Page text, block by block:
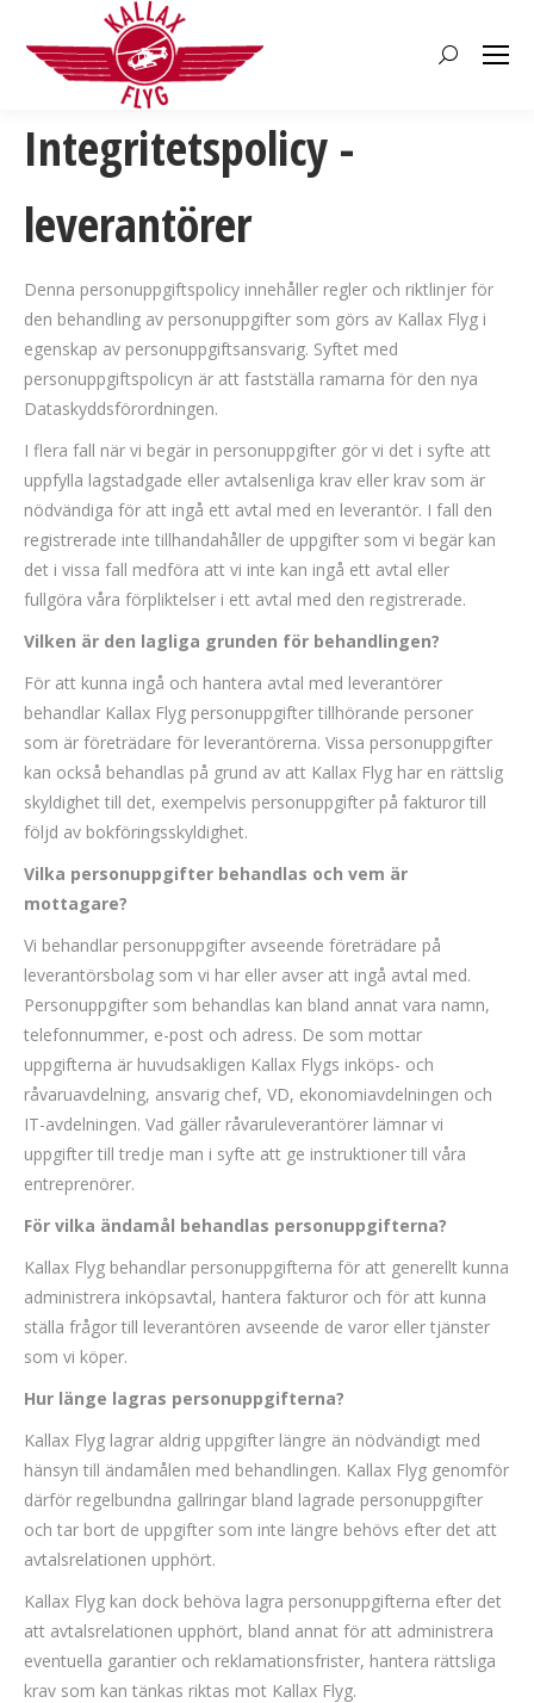
Search:
Integritetspolicy -
leverantörer
Denna personuppgiftspolicy innehåller regler och riktlinjer för
den behandling av personuppgifter som görs av Kallax Flyg i
egenskap av personuppgiftsansvarig. Syftet med
personuppgiftspolicyn är att fastställa ramarna för den nya
Dataskyddsförordningen.
I flera fall när vi begär in personuppgifter gör vi det i syfte att
uppfylla lagstadgade eller avtalsenliga krav eller krav som är
nödvändiga för att ingå ett avtal med en leverantör. I fall den
registrerade inte tillhandahåller de uppgifter som vi begär kan
det i vissa fall medföra att vi inte kan ingå ett avtal eller
fullgöra våra förpliktelser i ett avtal med den registrerade.
Vilken är den lagliga grunden för behandlingen?
För att kunna ingå och hantera avtal med leverantörer
behandlar Kallax Flyg personuppgifter tillhörande personer
som är företrädare för leverantörerna. Vissa personuppgifter
kan också behandlas på grund av att Kallax Flyg har en rättslig
skyldighet till det, exempelvis personuppgifter på fakturor till
följd av bokföringsskyldighet.
Vilka personuppgifter behandlas och vem är
mottagare?
Vi behandlar personuppgifter avseende företrädare på
leverantörsbolag som vi har eller avser att ingå avtal med.
Personuppgifter som behandlas kan bland annat vara namn,
telefonnummer, e-post och adress. De som mottar
uppgifterna är huvudsakligen Kallax Flygs inköps- och
råvaruavdelning, ansvarig chef, VD, ekonomiavdelningen och
IT-avdelningen. Vad gäller råvaruleverantörer lämnar vi
uppgifter till tredje man i syfte att ge instruktioner till våra
entreprenörer.
För vilka ändamål behandlas personuppgifterna?
Kallax Flyg behandlar personuppgifterna för att generellt kunna
administrera inköpsavtal, hantera fakturor och för att kunna
ställa frågor till leverantören avseende de varor eller tjänster
som vi köper.
Hur länge lagras personuppgifterna?
Kallax Flyg lagrar aldrig uppgifter längre än nödvändigt med
hänsyn till ändamålen med behandlingen. Kallax Flyg genomför
därför regelbundna gallringar bland lagrade personuppgifter
och tar bort de uppgifter som inte längre behövs efter det att
avtalsrelationen upphört.
Kallax Flyg kan dock behöva lagra personuppgifterna efter det
att avtalsrelationen upphört, bland annat för att administrera
eventuella garantier och reklamationsfrister, hantera rättsliga
krav som kan tänkas riktas mot Kallax Flyg.